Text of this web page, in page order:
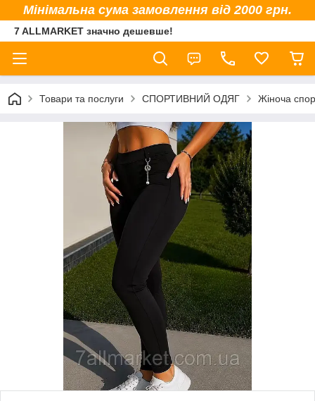
Мінімальна сума замовлення від 2000 грн.
7 ALLMARKET значно дешевше!
Товари та послуги СПОРТИВНИЙ ОДЯГ Жіноча